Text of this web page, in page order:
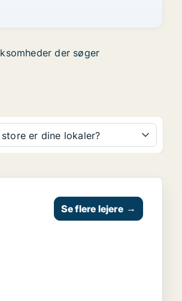
der søger
er dine lokaler?
Se flere lejere →